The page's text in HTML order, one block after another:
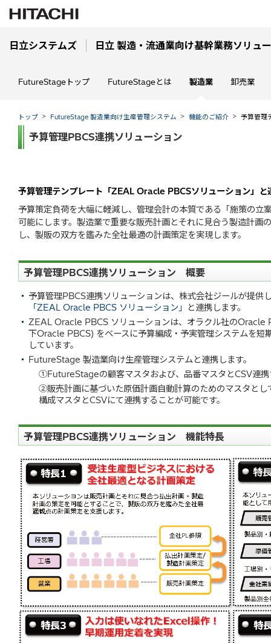
日立システムズ 日立 製造・流通業向け基幹業務ソリュ
FutureStageトップ FutureStageとは 製造業 卸売業
トップ FutureStage 製造業向け生産管理システム 機能のご紹介 予算管理
予算管理PBCS連携ソリューション
予算管理テンプレート「ZEAL Oracle PBCSソリューション」と
予算策定負荷を大幅に軽減し、管理会計の本質である「施策の立
可能にします。製造業で重要な販売計画とそれに見合う製造計画
し、製販の双方を鑑みた全社最適の計画策定を実現します。
予算管理PBCS連携ソリューション 概要
予算管理PBCS連携ソリューションは、株式会社ジールが提供
「ZEAL Oracle PBCS ソリューション」
と連携します。
ZEAL Oracle PBCS ソリューションは、オラクル社の
下Oracle PBCS) をベースに予算編成・予実管理システムを短
しています。
FutureStage 製造業向け生産管理システムと連携します。
①FutureStageの顧客マスタおよび、品番マスタとCSV連携
②販売計画に基づいた原価計画自動計算のためのマスタと
構成マスタとCSVにて連携することが可能です。
予算管理PBCS連携ソリューション 機能特長